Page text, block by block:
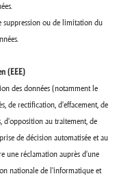
suppression ou de limitation du
(EEE)
des données (notamment le
de rectification, d'effacement, de
d'opposition au traitement, de
de décision automatisée et au
une réclamation auprès d'une
nationale de l'informatique et